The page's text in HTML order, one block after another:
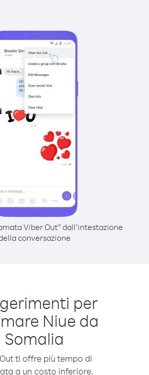
Viber Out” dall’intestazione
conversazione
per
Niue da
Somalia
ti offre più tempo di
a un costo inferiore.